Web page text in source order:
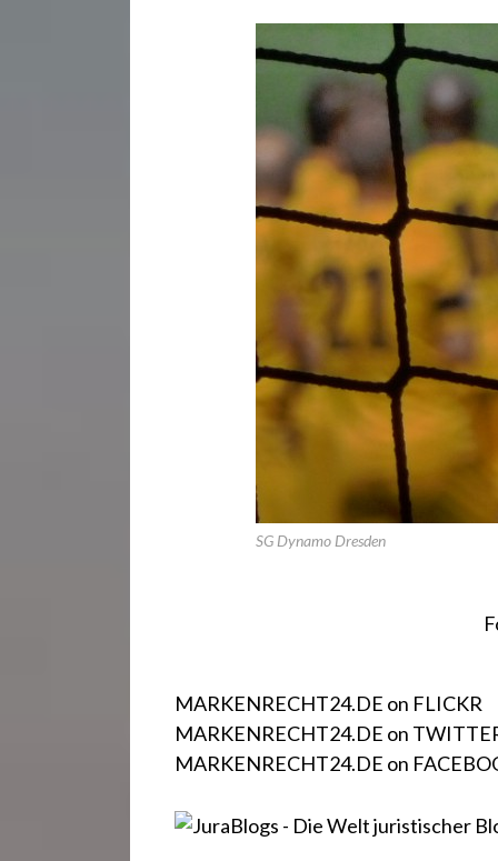
SG Dynamo Dresden
MARKENRECHT24.DE on FLICKR
MARKENRECHT24.DE on
MARKENRECHT24.DE on